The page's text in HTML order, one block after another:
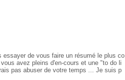
essayer de vous faire un résumé le plus co
avez pleins d'en-cours et une "to do li
pas abuser de votre temps ... Je suis p